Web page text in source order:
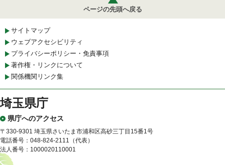
ページの先頭へ戻る
サイトマップ
ウェブアクセシビリティ
プライバシーポリシー・免責事項
著作権・リンクについて
関係機関リンク集
埼玉県庁
県庁へのアクセス
〒330-9301 埼玉県さいたま市浦和区高砂三丁目15番1号
電話番号：048-824-2111（代表）
法人番号：1000020110001